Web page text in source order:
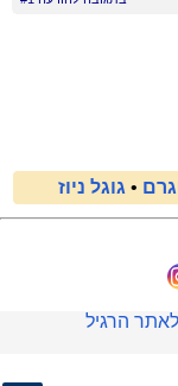
• גוגל ניוז
לאתר הרגיל